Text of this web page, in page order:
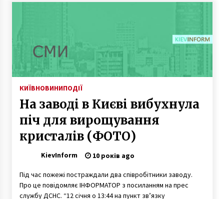
Літні тераси, що закривають тротуар, будуть
На Київщині психічно хворий чоловік вбив
6 років ago
Бензобак для мотоблока: керівництво з
вибору
1 рік ago
У столичному кафе режисера побили за
7 років ago
В Академії аграрних наук виявили схованку зі
зброєю та вибухівкою
КИЇВНОВИНИПОДІЇ
На заводі в Києві вибухнула
піч для вирощування
кристалів (ФОТО)
KievInform 10 років ago
Під час пожежі постраждали два співробітники заводу.
Про це повідомляє ІНФОРМАТОР з посиланням на прес
службу ДСНС. “12 січня о 13:44 на пункт зв’язку